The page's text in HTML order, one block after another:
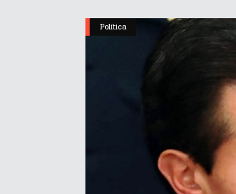
Política